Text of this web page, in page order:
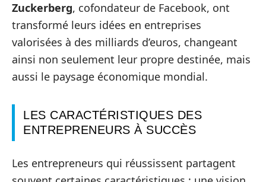
Zuckerberg, cofondateur de Facebook, ont
transformé leurs idées en entreprises
valorisées à des milliards d’euros, changeant
ainsi non seulement leur propre destinée, mais
aussi le paysage économique mondial.
LES CARACTÉRISTIQUES DES
ENTREPRENEURS À SUCCÈS
Les entrepreneurs qui réussissent partagent